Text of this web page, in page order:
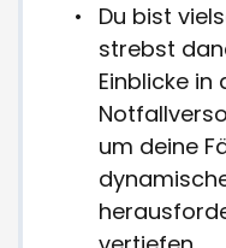
Du bist
strebst
Einblicke in
um deine